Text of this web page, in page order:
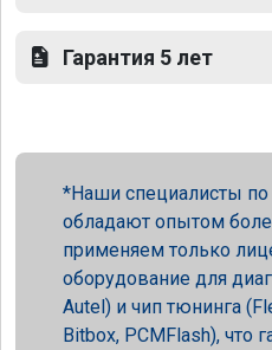
Гарантия 5 лет
Наши специалисты по
обладают опытом
применяем только
оборудование для
Autel) и чип тюнинга
Bitbox, PCMFlash), что